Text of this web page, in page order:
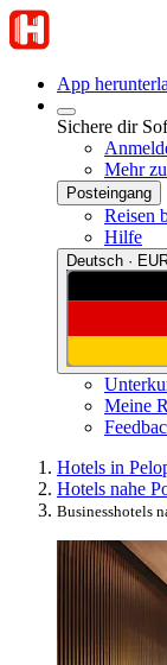
App
Sichere dir
Mehr
Posteingang
Reisen
Hilfe
Deutsch ·
Meine
Hotels in
Hotels nahe
Businesshotels